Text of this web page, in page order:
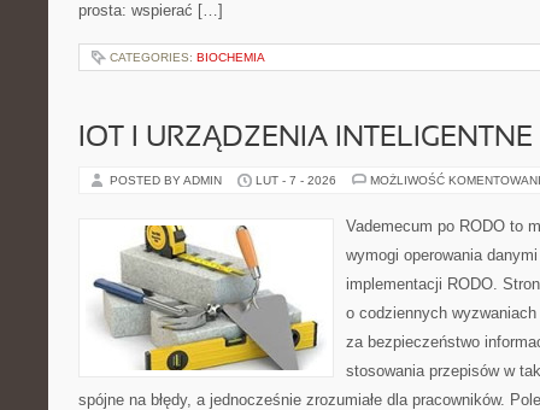
prosta: wspierać […]
CATEGORIES: BIOCHEMIA
IOT I URZĄDZENIA INTELIGENTNE
POSTED BY ADMIN LUT - 7 - 2026 MOŻLIWOŚĆ
Vademecum po RODO to
wymogi operowania
implementacji RODO.
o codziennych
za bezpieczeństwo
stosowania przepisów w
spójne na błędy, a jednocześnie zrozumiałe dla pracowników.